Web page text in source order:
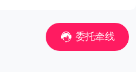
委托牵线